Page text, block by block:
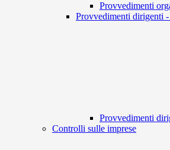
Provvedimenti
Provvedimenti dirigenti
Provvedimenti
Controlli sulle imprese